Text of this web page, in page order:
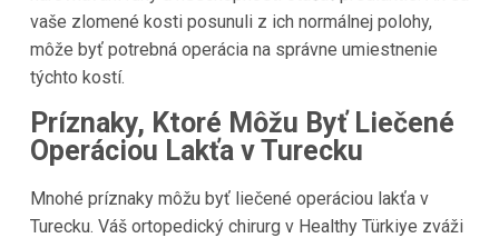
vaše zlomené kosti posunuli z ich normálnej polohy,
môže byť potrebná operácia na správne umiestnenie
týchto kostí.
Príznaky, Ktoré Môžu Byť Liečené
Operáciou Lakťa v Turecku
Mnohé príznaky môžu byť liečené operáciou lakťa v
Turecku. Váš ortopedický chirurg v Healthy Türkiye zváži